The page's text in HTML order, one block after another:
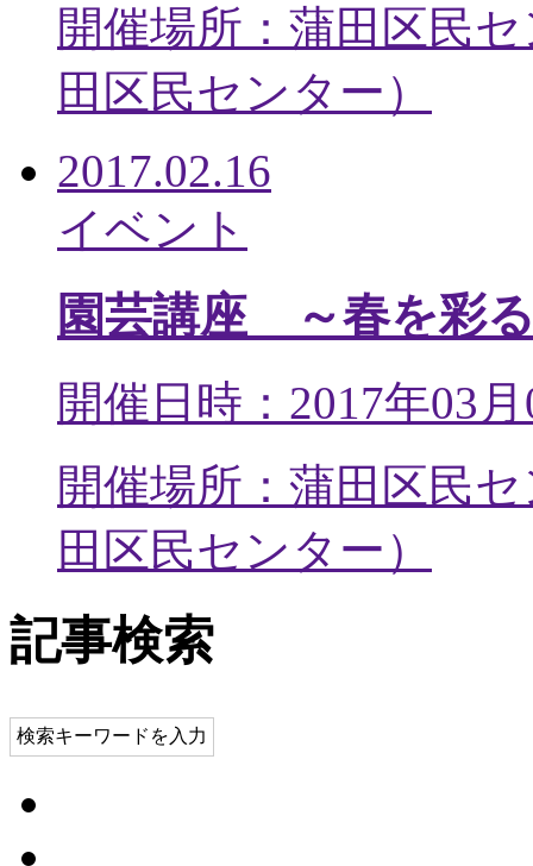
開催場所：蒲田区民
田区民センター ）
2017.02.16
イベント
園芸講座 ～春を彩
開催日時：2017年03
開催場所：蒲田区民
田区民センター ）
記事検索
検索キーワードを入力